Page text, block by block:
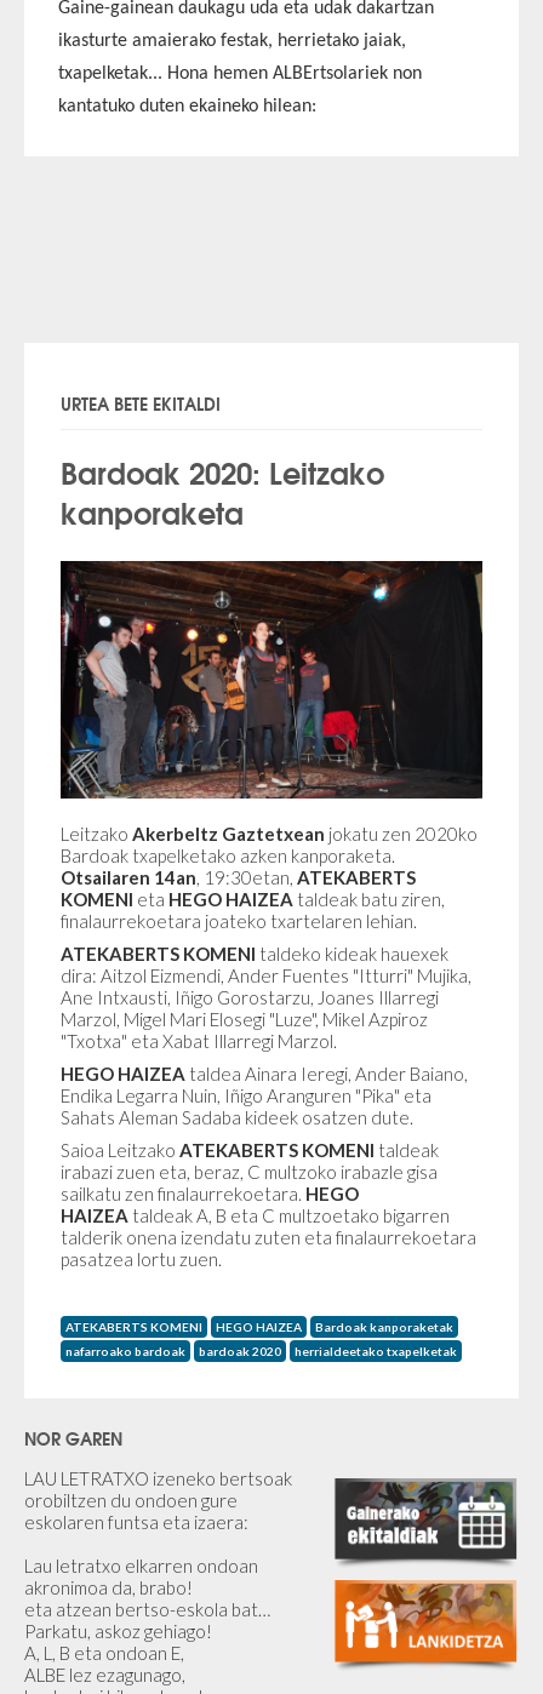
Gaine-gainean daukagu uda eta udak dakartzan
ikasturte amaierako festak, herrietako jaiak,
txapelketak... Hona hemen ALBErtsolariek non
kantatuko duten ekaineko hilean:
URTEA BETE EKITALDI
Bardoak 2020: Leitzako
kanporaketa
Leitzako Akerbeltz Gaztetxean jokatu zen 2020ko
Bardoak txapelketako azken kanporaketa.
Otsailaren 14an, 19:30etan, ATEKABERTS
KOMENI eta HEGO HAIZEA taldeak batu ziren,
finalaurrekoetara joateko txartelaren lehian.
ATEKABERTS KOMENI taldeko kideak hauexek
dira: Aitzol Eizmendi, Ander Fuentes "Itturri" Mujika,
Ane Intxausti, Iñigo Gorostarzu, Joanes Illarregi
Marzol, Migel Mari Elosegi "Luze", Mikel Azpiroz
"Txotxa" eta Xabat Illarregi Marzol.
HEGO HAIZEA taldea Ainara Ieregi, Ander Baiano,
Endika Legarra Nuin, Iñigo Aranguren "Pika" eta
Sahats Aleman Sadaba kideek osatzen dute.
Saioa Leitzako ATEKABERTS KOMENI taldeak
irabazi zuen eta, beraz, C multzoko irabazle gisa
sailkatu zen finalaurrekoetara. HEGO
HAIZEA taldeak A, B eta C multzoetako bigarren
talderik onena izendatu zuten eta finalaurrekoetara
pasatzea lortu zuen.
ATEKABERTS KOMENI HEGO HAIZEA
Bardoak kanporaketak
nafarroako bardoak
bardoak 2020 herrialdeetako txapelketak
NOR GAREN
LAU LETRATXO izeneko bertsoak
orobiltzen du ondoen gure
eskolaren funtsa eta izaera:
Lau letratxo elkarren ondoan
akronimoa da, brabo!
eta atzean bertso-eskola bat…
Parkatu, askoz gehiago!
A, L, B eta ondoan E,
ALBE lez ezagunago,